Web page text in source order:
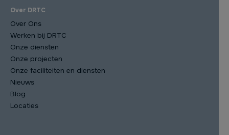
Over DRTC
Over Ons
Werken bij DRTC
Onze diensten
Onze projecten
Onze faciliteiten en diensten
Nieuws
Blog
Locaties